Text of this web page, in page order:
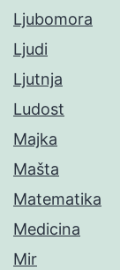
Ljubomora
Ljudi
Ljutnja
Ludost
Majka
Mašta
Matematika
Medicina
Mir